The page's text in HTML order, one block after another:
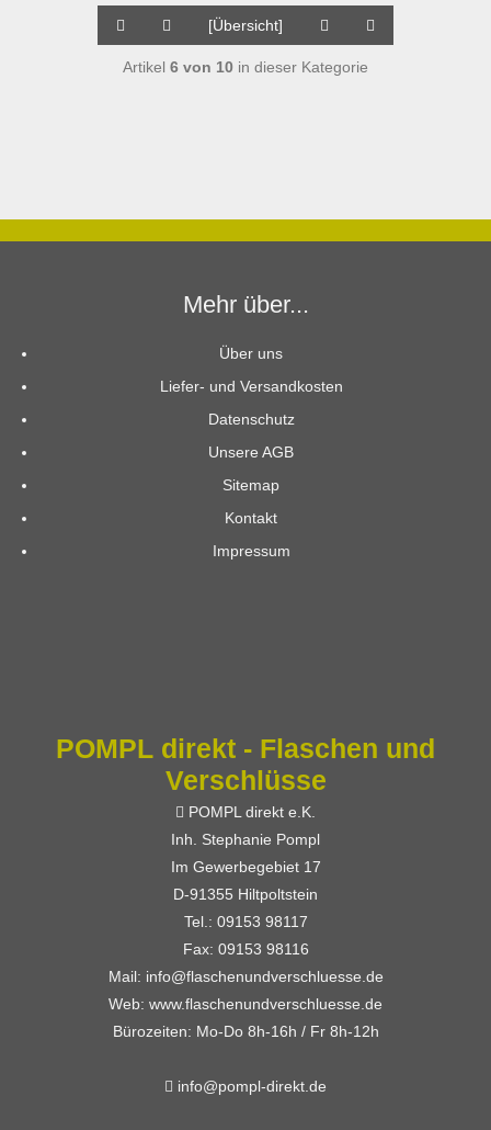
[Übersicht]
Artikel 6 von 10 in dieser Kategorie
Mehr über...
Über uns
Liefer- und Versandkosten
Datenschutz
Unsere AGB
Sitemap
Kontakt
Impressum
POMPL direkt - Flaschen und
Verschlüsse
POMPL direkt e.K.
Inh. Stephanie Pompl
Im Gewerbegebiet 17
D-91355 Hiltpoltstein
Tel.: 09153 98117
Fax: 09153 98116
Mail: info@flaschenundverschluesse.de
Web: www.flaschenundverschluesse.de
Bürozeiten: Mo-Do 8h-16h / Fr 8h-12h
info@pompl-direkt.de